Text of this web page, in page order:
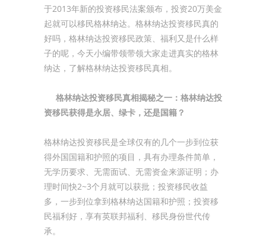
于2013年新的投资移民法案颁布，投资20万美金
起就可以移民格林纳达。格林纳达投资移民真的
好吗，格林纳达投资移民政策、福利又是什么样
子的呢，今天小编带领带领大家走进真实的格林
纳达，了解格林纳达投资移民真相。
格林纳达投资移民真相揭秘之一：格林纳达投
资移民获得是永居、绿卡，还是国籍？
格林纳达投资移民是全球仅有的几个一步到位获
得外国国籍和护照的项目，具有办理条件简单，
无学历要求、无需面试、无需资金来源证明；办
理时间快2~3个月就可以获批；投资移民收益
多，一步到位拿到格林纳达国籍和护照；投资移
民福利好，享有英联邦福利、移民身份世代传
承。